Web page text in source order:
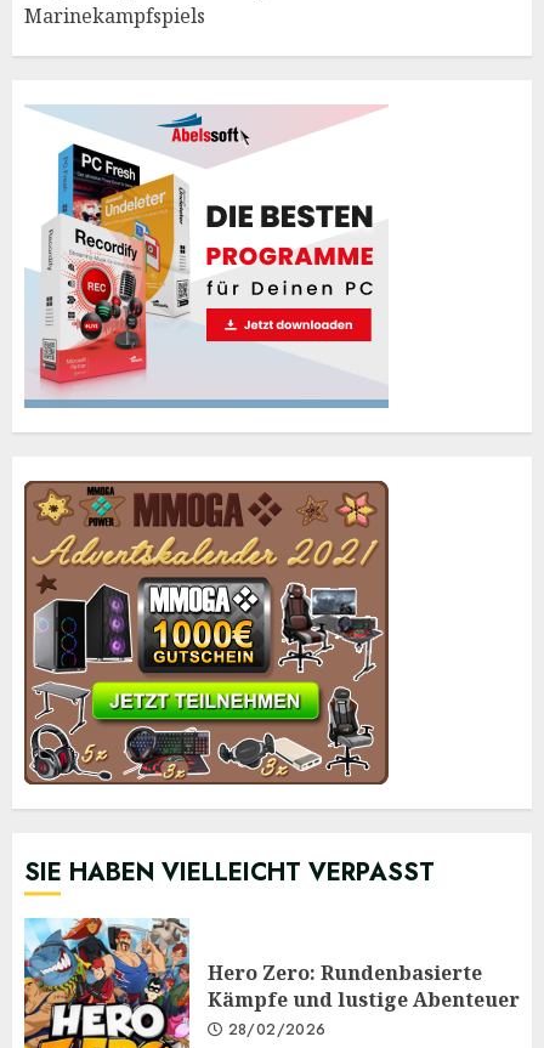
Marinekampfspiels
SIE HABEN VIELLEICHT VERPASST
Hero Zero: Rundenbasierte
Kämpfe und lustige Abenteuer
28/02/2026